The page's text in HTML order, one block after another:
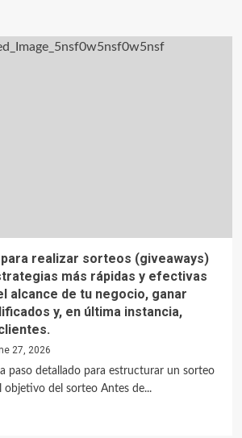
realizar sorteos (giveaways)
más rápidas y efectivas
alcance de tu negocio, ganar
y, en última instancia,
27, 2026
paso detallado para estructurar un sorteo
objetivo del sorteo Antes de...